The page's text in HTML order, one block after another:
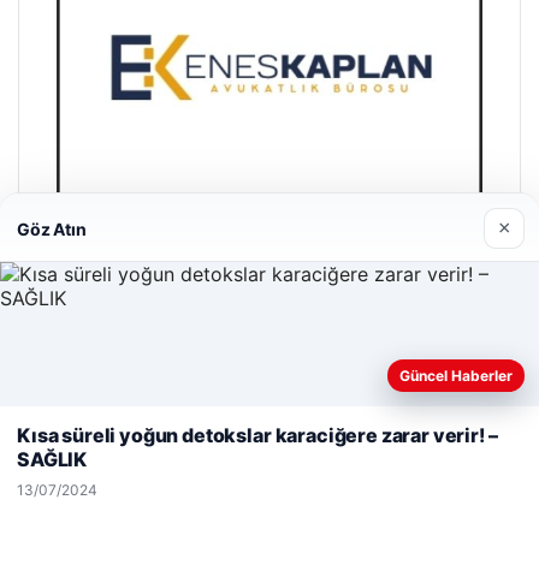
Web sitemizi nasıl kullandığınızı daha iyi anlayabilmek,
kullanıyoruz.Çerez Politikamız
Göz Atın ×
Güncel Haberler
Kısa süreli yoğun detokslar karaciğere zarar verir! –
SAĞLIK
13/07/2024